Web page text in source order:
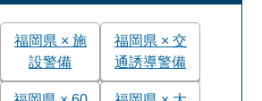
福岡県 × 施
設警備
福岡県 × 交
通誘導警備